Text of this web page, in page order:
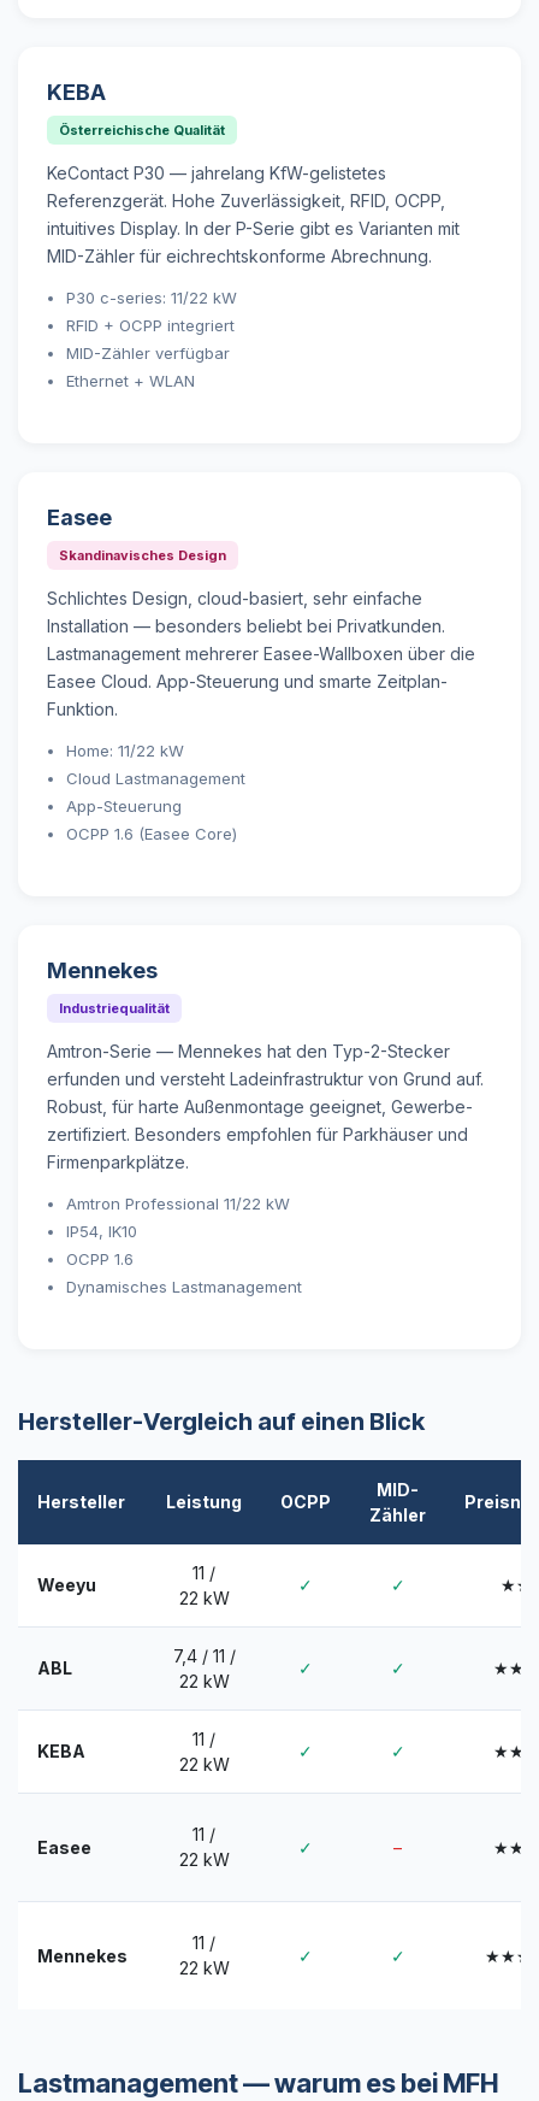
KEBA
Österreichische Qualität
KeContact P30 — jahrelang KfW-gelistetes
Referenzgerät. Hohe Zuverlässigkeit, RFID, OCPP,
intuitives Display. In der P-Serie gibt es Varianten mit
MID-Zähler für eichrechtskonforme Abrechnung.
P30 c-series: 11/22 kW
RFID + OCPP integriert
MID-Zähler verfügbar
Ethernet + WLAN
Easee
Skandinavisches Design
Schlichtes Design, cloud-basiert, sehr einfache
Installation — besonders beliebt bei Privatkunden.
Lastmanagement mehrerer Easee-Wallboxen über die
Easee Cloud. App-Steuerung und smarte Zeitplan-
Funktion.
Home: 11/22 kW
Cloud Lastmanagement
App-Steuerung
OCPP 1.6 (Easee Core)
Mennekes
Industriequalität
Amtron-Serie — Mennekes hat den Typ-2-Stecker
erfunden und versteht Ladeinfrastruktur von Grund auf.
Robust, für harte Außenmontage geeignet, Gewerbe-
zertifiziert. Besonders empfohlen für Parkhäuser und
Firmenparkplätze.
Amtron Professional 11/22 kW
IP54, IK10
OCPP 1.6
Dynamisches Lastmanagement
Hersteller-Vergleich auf einen Blick
Hersteller Leistung OCPP
MID-
Zähler
Weeyu
11 /
22 kW
✓ ✓ ★★
ABL
7,4 / 11 /
22 kW
✓ ✓ ★★★
KEBA
11 /
22 kW
✓ ✓ ★★★
Easee
11 /
22 kW
✓ – ★★★
Mennekes
11 /
22 kW
✓ ✓
Lastmanagement — warum es bei MFH